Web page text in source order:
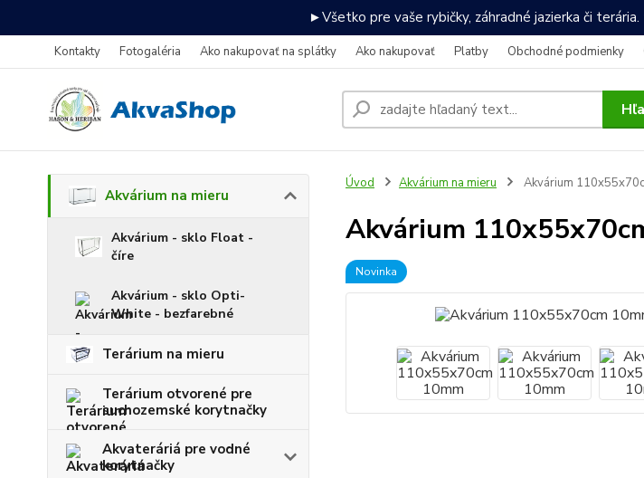
►Všetko pre vaše rybičky, záhradné jazierka či
Kontakty Fotogaléria Ako nakupovať na splátky Ako nakupovať Platby Obchodné podmienky
Akvárium na mieru
Akvárium - sklo Float -
číre
Akvárium - sklo Opti-
White - bezfarebné
Terárium na mieru
Terárium otvorené pre
suchozemské korytnačky
Akvateráriá pre vodné
korytnačky
Úvod Akvárium na mieru Akvárium
Akvárium
Novinka